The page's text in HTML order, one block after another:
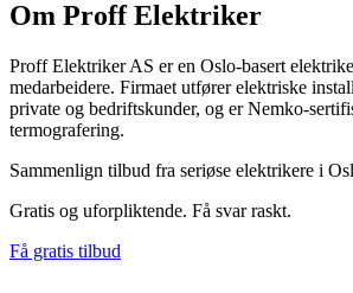
Om Proff Elektriker
Proff Elektriker AS er en Oslo-basert
medarbeidere. Firmaet utfører elektriske
private og bedriftskunder, og er Nemko-
termografering.
Sammenlign tilbud fra seriøse elektrikere i
Gratis og uforpliktende. Få svar raskt.
Få gratis tilbud